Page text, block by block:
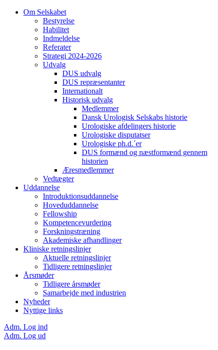
Om Selskabet
Bestyrelse
Habilitet
Indmeldelse
Referater
Strategi 2024-2026
Udvalg
DUS udvalg
DUS repræsentanter
Internationalt
Historisk udvalg
Medlemmer
Dansk Urologisk Selskabs historie
Urologiske afdelingers historie
Urologiske disputatser
Urologiske ph.d.´er
DUS formænd og næstformænd gennem
historien
Æresmedlemmer
Vedtægter
Uddannelse
Introduktionsuddannelse
Hoveduddannelse
Fellowship
Kompetencevurdering
Forskningstræning
Akademiske afhandlinger
Kliniske retningslinjer
Aktuelle retningslinjer
Tidligere retningslinjer
Årsmøder
Tidligere årsmøder
Samarbejde med industrien
Nyheder
Nyttige links
Adm. Log ind
Adm. Log ud